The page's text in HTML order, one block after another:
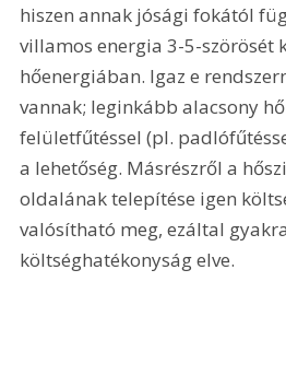
hiszen annak jósági fokától
villamos energia 3-5-szörösét
hőenergiában. Igaz e
vannak; leginkább alacsony
felületfűtéssel (pl.
a lehetőség. Másrészről a
oldalának telepítése igen
valósítható meg, ezáltal
költséghatékonyság elve.